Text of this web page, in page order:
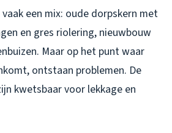
een mix: oude dorpskern met
en gres riolering, nieuwbouw
Maar op het punt waar
ontstaan problemen. De
kwetsbaar voor lekkage en